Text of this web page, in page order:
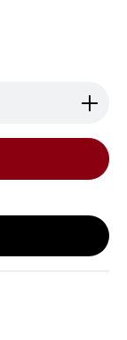
Wert ein